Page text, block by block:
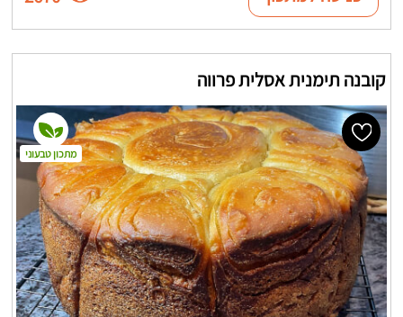
קובנה תימנית אסלית פרווה
מתכון טבעוני